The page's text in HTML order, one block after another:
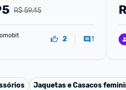
R$ 59,45
2 1
Jaquetas e Casacos